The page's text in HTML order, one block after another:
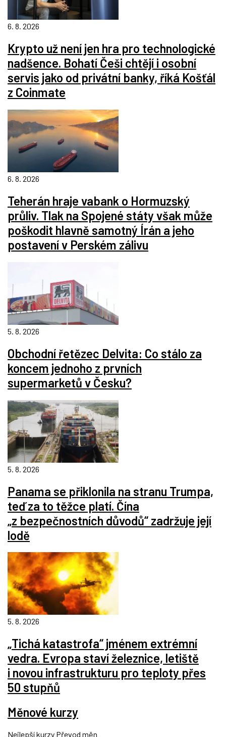
6. 8. 2026
Krypto už není jen hra pro technologické
nadšence. Bohatí Češi chtějí i osobní
servis jako od privátní banky, říká Košťál
z Coinmate
6. 8. 2026
Teherán hraje vabank o Hormuzský
průliv. Tlak na Spojené státy však může
poškodit hlavně samotný Írán a jeho
postavení v Perském zálivu
5. 8. 2026
Obchodní řetězec Delvita: Co stálo za
koncem jednoho z prvních
supermarketů v Česku?
5. 8. 2026
Panama se přiklonila na stranu Trumpa,
teď za to těžce platí. Čína
„z bezpečnostních důvodů“ zadržuje její
lodě
5. 8. 2026
„Tichá katastrofa“ jménem extrémní
vedra. Evropa staví železnice, letiště
i novou infrastrukturu pro teploty přes
50 stupňů
Měnové kurzy
Nejlepší kurzy Převod měn